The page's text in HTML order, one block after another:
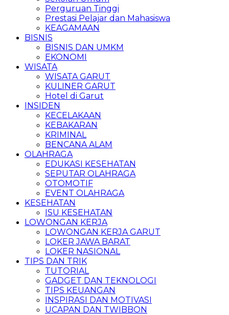
Perguruan Tinggi
Prestasi Pelajar dan Mahasiswa
KEAGAMAAN
BISNIS
BISNIS DAN UMKM
EKONOMI
WISATA
WISATA GARUT
KULINER GARUT
Hotel di Garut
INSIDEN
KECELAKAAN
KEBAKARAN
KRIMINAL
BENCANA ALAM
OLAHRAGA
EDUKASI KESEHATAN
SEPUTAR OLAHRAGA
OTOMOTIF
EVENT OLAHRAGA
KESEHATAN
ISU KESEHATAN
LOWONGAN KERJA
LOWONGAN KERJA GARUT
LOKER JAWA BARAT
LOKER NASIONAL
TIPS DAN TRIK
TUTORIAL
GADGET DAN TEKNOLOGI
TIPS KEUANGAN
INSPIRASI DAN MOTIVASI
UCAPAN DAN TWIBBON